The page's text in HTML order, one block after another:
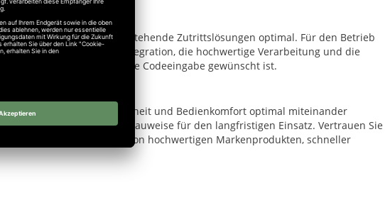
und ergänzt bestehende Zutrittslösungen optimal. Für den Betrieb
durch seine einfache Integration, die hochwertige Verarbeitung und die
bei denen eine sichere Codeeingabe gewünscht ist.
die Design, Sicherheit und Bedienkomfort optimal miteinander
und eine robuste Bauweise für den langfristigen Einsatz. Vertrauen Sie
. Profitieren Sie von hochwertigen Markenprodukten, schneller